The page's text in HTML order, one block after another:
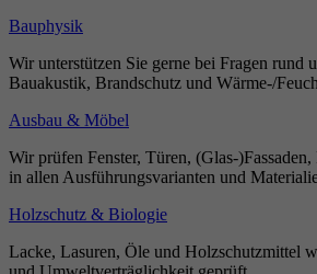
Bauphysik
Wir unterstützen Sie gerne bei Fragen rund
Bauakustik, Brandschutz und Wärme-/
Ausbau & Möbel
Wir prüfen Fenster, Türen, (Glas-
in allen Ausführungsvarianten und
Holzschutz & Biologie
Lacke, Lasuren, Öle und Holzschutzmittel